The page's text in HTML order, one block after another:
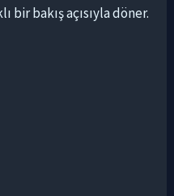
bir bakış açısıyla döner.